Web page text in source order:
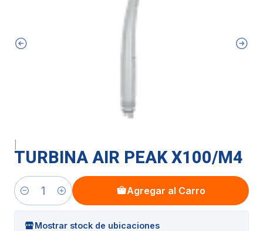
TURBINA AIR PEAK X100/M4
Cantidad
Agregar al Carro
Mostrar stock de ubicaciones